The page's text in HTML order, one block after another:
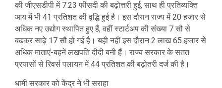
की जीएसडीपी में 7.23 फीसदी की बढ़ोत्तरी हुई, साथ ही प्रतिव्यक्ति
आय में भी 41 प्रतिशत की वृद्धि हुई है। इस दौरान राज्य में 20 हजार से
अधिक नए उद्योग स्थापित हुए हैं, वहीं स्टार्टअप की संख्या 7 सौ से
बढ़कर साढ़े 17 सौ हो गई है। यही नहीं इस दौरान 2 लाख 65 हजार से
अधिक माताएं-बहनें लखपति दीदी बनी हैं। राज्य सरकार के सतत
प्रयासों से रिवर्स पलायन में 44 प्रतिशत की बढ़ोतरी दर्ज की है।
धामी सरकार को केंद्र ने भी सराहा